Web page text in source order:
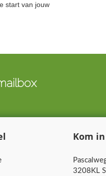
start van jouw
Kom
3208KL